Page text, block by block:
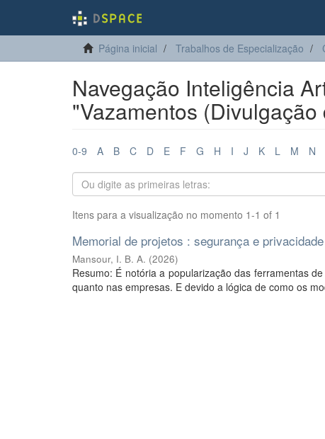
Página inicial Trabalhos de Especialização
Navegação Inteligência
"Vazamentos
0-9 A B C D E F G H I J K L M N
Itens para a visualização no momento 1-1 of 1
Memorial de projetos : segurança e
Mansour, I. B. A. (2026)
Resumo: É notória a popularização das ferramentas
quanto nas empresas. E devido a lógica de como os